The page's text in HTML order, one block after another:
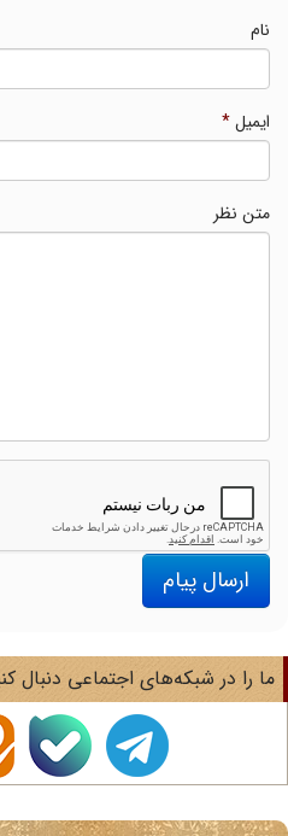
ایمیل*
متن نظر
ارسال پیام
را در شبکه‌های اجتماعی دنبال کنید